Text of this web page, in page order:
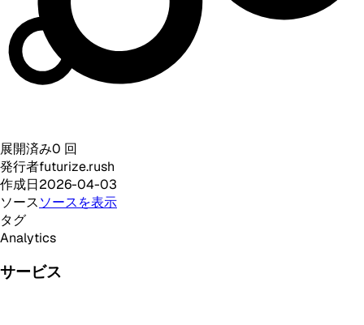
展開済み0 回
発行者futurize.rush
作成日2026-04-03
ソースソースを表示
タグ
Analytics
サービス